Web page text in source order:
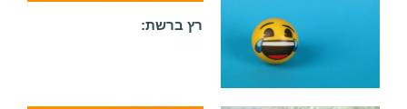
רץ ברשת: